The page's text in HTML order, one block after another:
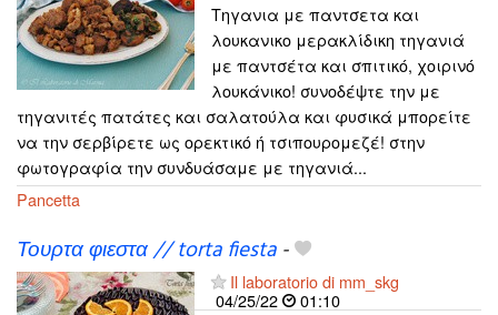
Τηγανια με παντσετα και
λουκανικο μερακλίδικη τηγανιά
με παντσέτα και σπιτικό, χοιρινό
λουκάνικο! συνοδέψτε την με
τηγανιτές πατάτες και σαλατούλα και φυσικά μπορείτε
να την σερβίρετε ως ορεκτικό ή τσιπουρομεζέ! στην
φωτογραφία την συνδυάσαμε με τηγανιά...
Pancetta
Τουρτα φιεστα // torta fiesta-
Il laboratorio di mm_skg
04/25/22
01:10